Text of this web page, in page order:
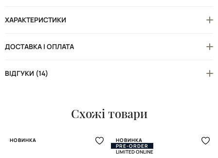
ХАРАКТЕРИСТИКИ
ДОСТАВКА І ОПЛАТА
ВІДГУКИ (14)
Схожі товари
НОВИНКА
НОВИНКА
PRE-ORDER
LIMITED ONLINE